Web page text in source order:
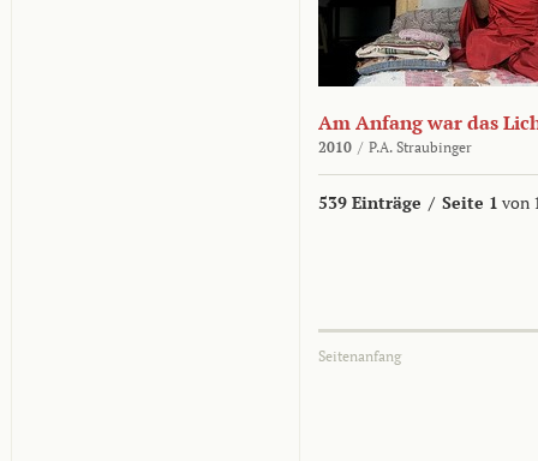
Am Anfang war das
2010 / P.A. Straubinger
539 Einträge / Seite 1 von
Seitenanfang